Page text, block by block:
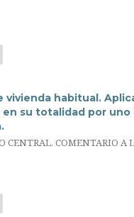
vivienda habitual.
su totalidad por
COMENTARIO A